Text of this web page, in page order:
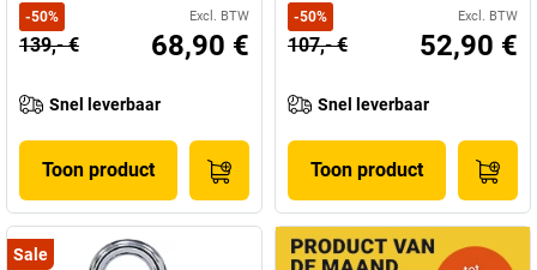
-50% Excl. BTW
139,- € 68,90 €
Snel leverbaar
Toon product
-50% Excl. BTW
107,- € 52,90 €
Snel leverbaar
Toon product
Sale